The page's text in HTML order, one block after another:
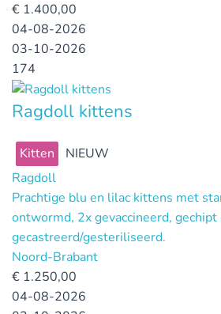
€ 1.400,00
04-08-2026
03-10-2026
174
Ragdoll kittens
Kitten
NIEUW
Ragdoll
Prachtige blu en lilac kittens met
ontwormd, 2x gevaccineerd, gechipt
gecastreerd/gesteriliseerd.
Noord-Brabant
€ 1.250,00
04-08-2026